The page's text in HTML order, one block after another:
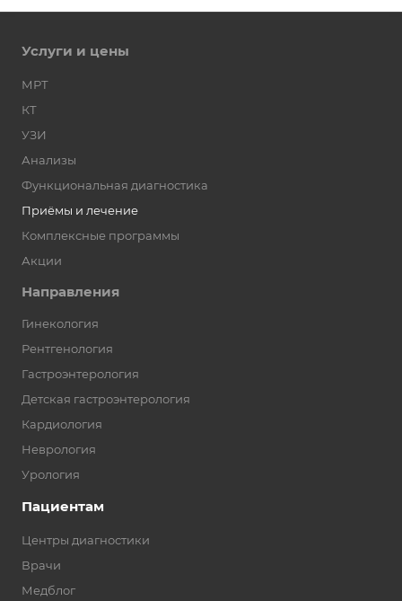
Услуги и цены
МРТ
КТ
УЗИ
Анализы
Функциональная диагностика
Приёмы и лечение
Комплексные программы
Акции
Направления
Гинекология
Рентгенология
Гастроэнтерология
Детская гастроэнтерология
Кардиология
Неврология
Урология
Пациентам
Центры диагностики
Врачи
Медблог